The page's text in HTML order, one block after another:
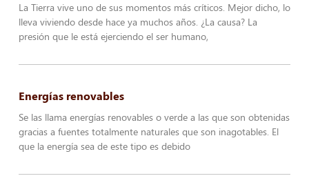
La Tierra vive uno de sus momentos más críticos. Mejor dicho, lo
lleva viviendo desde hace ya muchos años. ¿La causa? La
presión que le está ejerciendo el ser humano,
Energías renovables
Se las llama energías renovables o verde a las que son obtenidas
gracias a fuentes totalmente naturales que son inagotables. El
que la energía sea de este tipo es debido